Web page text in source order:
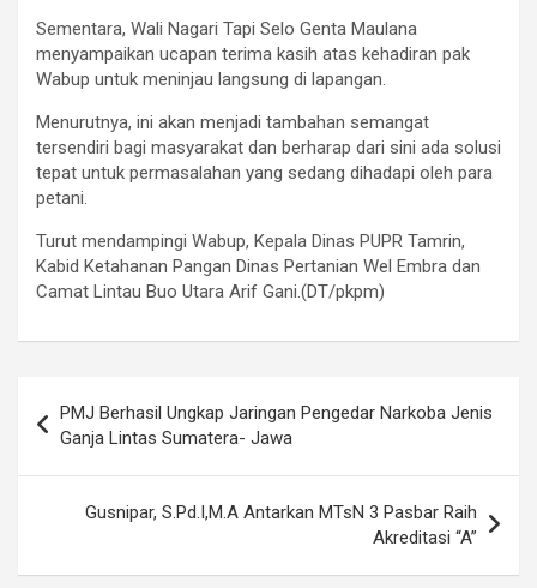
Sementara, Wali Nagari Tapi Selo Genta Maulana
menyampaikan ucapan terima kasih atas kehadiran pak
Wabup untuk meninjau langsung di lapangan.
Menurutnya, ini akan menjadi tambahan semangat
tersendiri bagi masyarakat dan berharap dari sini ada solusi
tepat untuk permasalahan yang sedang dihadapi oleh para
petani.
Turut mendampingi Wabup, Kepala Dinas PUPR Tamrin,
Kabid Ketahanan Pangan Dinas Pertanian Wel Embra dan
Camat Lintau Buo Utara Arif Gani.(DT/pkpm)
navigation
PMJ Berhasil Ungkap Jaringan Pengedar Narkoba Jenis
Ganja Lintas Sumatera- Jawa
Gusnipar, S.Pd.I,M.A Antarkan MTsN 3 Pasbar Raih
Akreditasi “A”